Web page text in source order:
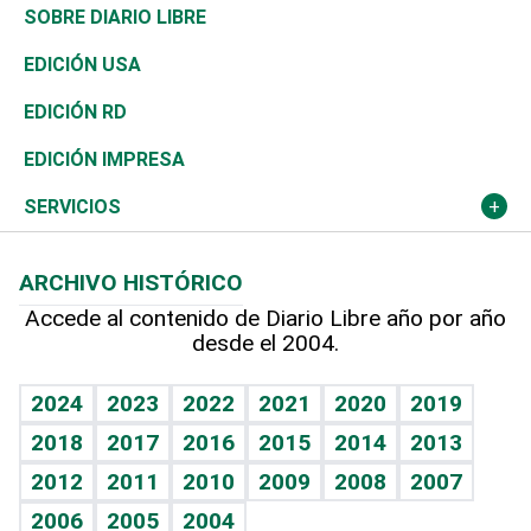
José Boquete
Reportajes
Asia
África
Ocenanía
Caribe
Resto del mundo
Consumo
Vivienda
Telecom.
Global y variable
Economía personal
Belleza
Buena Vida
Sociales
Novedades
Podcast Arte Libre
Hablando con el pediatra
Vida y familia
Eñe
Celebrando la vida
Golf
Ciclismo
Tenis
Olimpismo
Más deportes
Línea de hit
TBT Deportivo
De buena tinta
En Directo
El Espía
Noticiero Poteleche
Columnistas
Clima
Tecnología
Historia
Martes de tecnología
Cambio climático
Mundo
Economía
Revista
Deportes
Opinión
Hecho en casa
Guía del dinero
SOBRE DIARIO LIBRE
EDICIÓN USA
EDICIÓN RD
EDICIÓN IMPRESA
SERVICIOS
Cumpleaños
Horóscopos
Crucigramas
ARCHIVO HISTÓRICO
Accede al contenido de Diario Libre año por año
desde el 2004.
2024 2023 2022 2021 2020
2019
2018
2017 2016 2015 2014
2013
2012
2011 2010 2009 2008
2007
2006
2005 2004